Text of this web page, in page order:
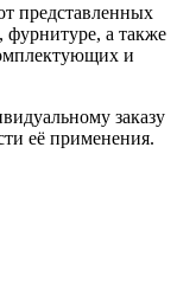
представленных
фурнитуре, а также
и
заказу
её применения.